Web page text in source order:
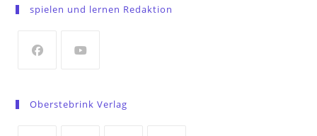
a
tab
spielen und lernen Redaktion
a
Oberstebrink Verlag